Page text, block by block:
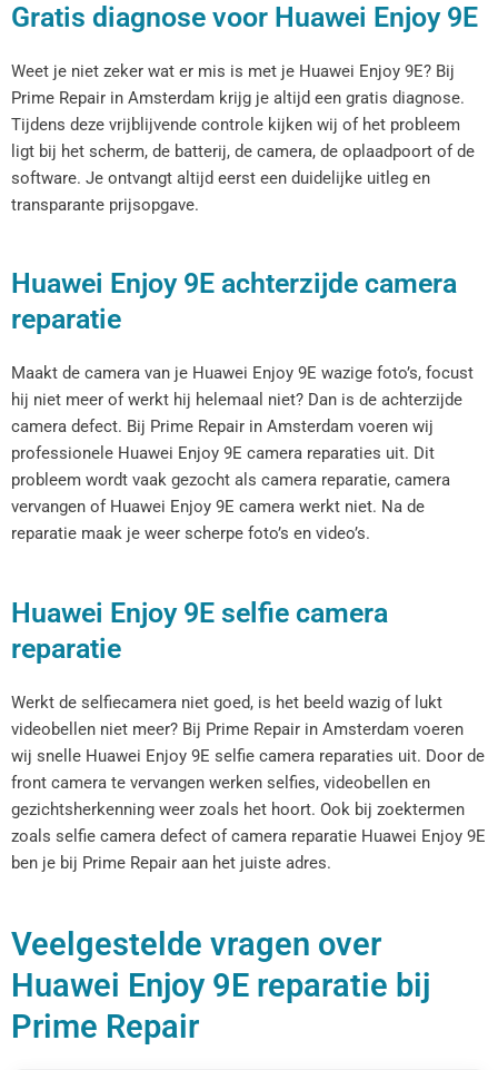
Gratis diagnose voor Huawei Enjoy 9E
Weet je niet zeker wat er mis is met je Huawei Enjoy 9E? Bij
Prime Repair in Amsterdam krijg je altijd een gratis diagnose.
Tijdens deze vrijblijvende controle kijken wij of het probleem
ligt bij het scherm, de batterij, de camera, de oplaadpoort of de
software. Je ontvangt altijd eerst een duidelijke uitleg en
transparante prijsopgave.
Huawei Enjoy 9E achterzijde camera
reparatie
Maakt de camera van je Huawei Enjoy 9E wazige foto’s, focust
hij niet meer of werkt hij helemaal niet? Dan is de achterzijde
camera defect. Bij Prime Repair in Amsterdam voeren wij
professionele Huawei Enjoy 9E camera reparaties uit. Dit
probleem wordt vaak gezocht als camera reparatie, camera
vervangen of Huawei Enjoy 9E camera werkt niet. Na de
reparatie maak je weer scherpe foto’s en video’s.
Huawei Enjoy 9E selfie camera
reparatie
Werkt de selfiecamera niet goed, is het beeld wazig of lukt
videobellen niet meer? Bij Prime Repair in Amsterdam voeren
wij snelle Huawei Enjoy 9E selfie camera reparaties uit. Door de
front camera te vervangen werken selfies, videobellen en
gezichtsherkenning weer zoals het hoort. Ook bij zoektermen
zoals selfie camera defect of camera reparatie Huawei Enjoy 9E
ben je bij Prime Repair aan het juiste adres.
Veelgestelde vragen over
Huawei Enjoy 9E reparatie bij
Prime Repair